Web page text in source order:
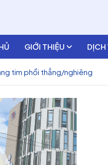
GIỚI THIỆU DỊCH
tim phổi thẳng/nghiêng